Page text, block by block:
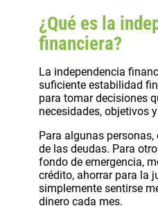
¿Qué es la
financiera?
La independencia
suficiente estabilidad
para tomar decisiones
necesidades, objetivos
Para algunas
de las deudas. Para
fondo de emergencia,
crédito, ahorrar para la
simplemente sentirse
dinero cada mes.